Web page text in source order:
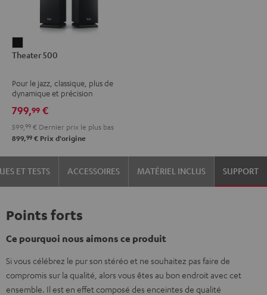
500
Theater 500
Pour le jazz, classique, plus de
dynamique et précision
799,99 €
599, 99 € Dernier prix le plus bas
899,99 € Prix d'origine
ET TESTS ACCESSOIRES MATÉRIEL INCLUS SUPPORT
Points forts
Ce pourquoi nous aimons ce produit
Si vous célébrez le pur son stéréo et ne souhaitez pas faire de
compromis sur la qualité, alors vous êtes au bon endroit avec cet
ensemble. Il est en effet composé des enceintes de qualité